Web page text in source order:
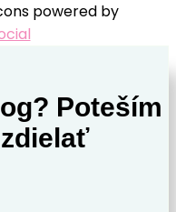
powered by
Poteším